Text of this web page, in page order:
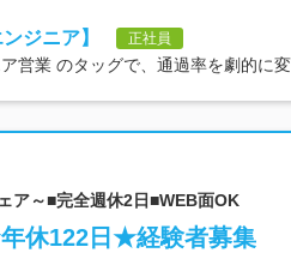
ジニア】 正社員
営業 のタッグで、通過率を劇的に変
ア～■完全週休2日■WEB面OK
休122日★経験者募集